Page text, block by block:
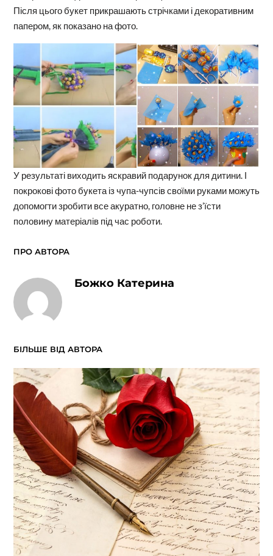
Після цього букет прикрашають стрічками і декоративним
папером, як показано на фото.
У результаті виходить яскравий подарунок для дитини. І
покрокові фото букета із чупа-чупсів своїми руками можуть
допомогти зробити все акуратно, головне не з’їсти
половину матеріалів під час роботи.
ПРО АВТОРА
Божко Катерина
БІЛЬШЕ ВІД АВТОРА